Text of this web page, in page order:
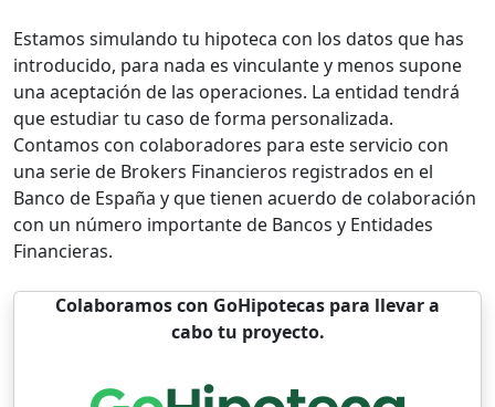
Estamos simulando tu hipoteca con los datos que has
introducido, para nada es vinculante y menos supone
una aceptación de las operaciones. La entidad tendrá
que estudiar tu caso de forma personalizada.
Contamos con colaboradores para este servicio con
una serie de Brokers Financieros registrados en el
Banco de España y que tienen acuerdo de colaboración
con un número importante de Bancos y Entidades
Financieras.
Colaboramos con GoHipotecas para llevar a
cabo tu proyecto.